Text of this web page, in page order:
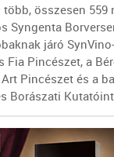
összesen 559
Syngenta
járó
Fia Pincészet, a
Pincészet és a
Borászati